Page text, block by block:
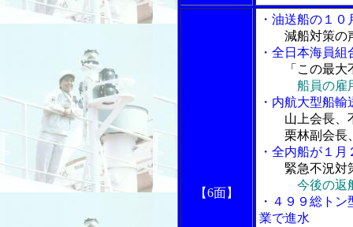
【6面】
・油送船の１
減船対策の
・全日本海員
「この最大
船員の雇
・内航大型船
山上会長、
栗林副会長、
・全内船が１
緊急不況対
今後の返
・４９９総ト
業で進水